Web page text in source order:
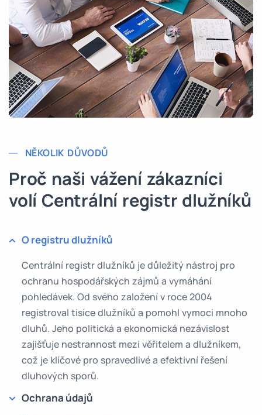
NĚKOLIK DŮVODŮ
Proč naši vážení zákazníci
volí Centrální registr dlužníků
O registru dlužníků
Centrální registr dlužníků je důležitý nástroj pro
ochranu hospodářských zájmů a vymáhání
pohledávek. Od svého založení v roce 2004
registroval tisíce dlužníků a pomohl vymoci mnoho
dluhů. Jeho politická a ekonomická nezávislost
zajišťuje nestrannost mezi věřitelem a dlužníkem,
což je klíčové pro spravedlivé a efektivní řešení
dluhových sporů.
Ochrana údajů